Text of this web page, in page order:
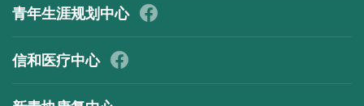
青年生涯规划中心
信和医疗中心